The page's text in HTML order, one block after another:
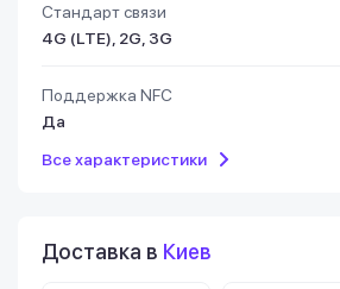
Стандарт связи
4G (LTE), 2G, 3G
Поддержка NFC
Да
Все характеристики
Доставка в Киев